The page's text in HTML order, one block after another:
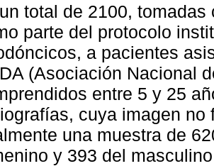
total de 2100,
parte del protocolo
a pacientes
(Asociación Nacional
entre 5 y 25
cuya imagen no
una muestra de
y 393 del